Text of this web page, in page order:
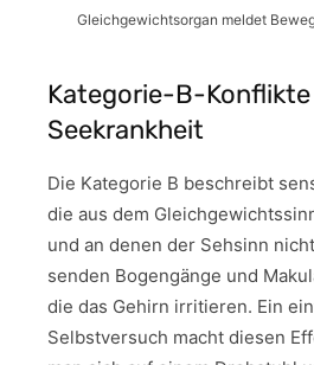
Gleichgewichtsorgan meldet
Kategorie-B-Konflikte
Seekrankheit
Die Kategorie B beschreibt
die aus dem
und an denen der Sehsinn
senden Bogengänge und
die das Gehirn irritieren. Ein
Selbstversuch macht diesen